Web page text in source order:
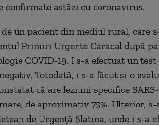
confirmate astăzi cu coronavirus.
de un pacient din mediul rural, care
Primiri Urgențe Caracal după
COVID-19. I s-a efectuat un
Totodată, i s-a făcut și o
că are leziuni specifice
de aproximativ 75%. Ulterior,
de Urgență Slatina, unde i s-a